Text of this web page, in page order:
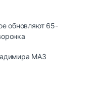
обновляют 65-
МАЗ